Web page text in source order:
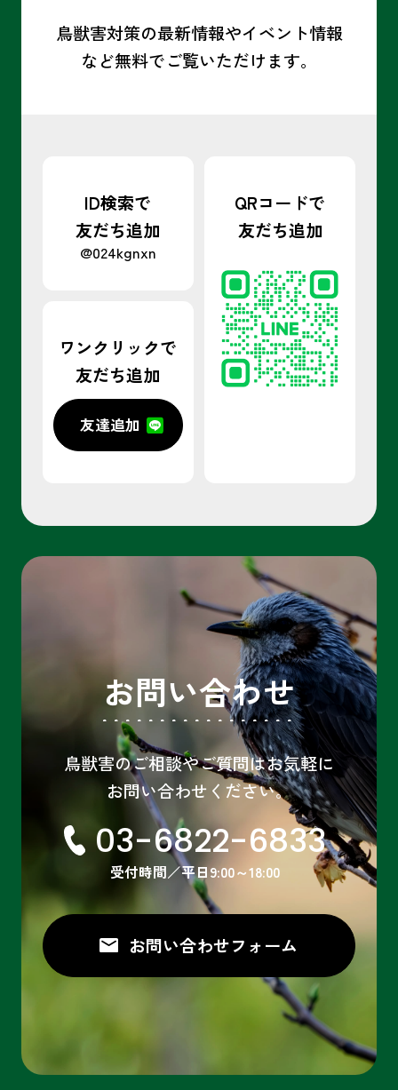
鳥獣害対策の最新情報やイベント情報
など無料でご覧いただけます。
ID検索で
友だち追加
@024kgnxn
ワンクリックで
友だち追加
友達追加
QRコードで
友だち追加
お問い合わせ
鳥獣害のご相談やご質問はお気軽に
お問い合わせください。
03-6822-6833
受付時間／平日9:00～18:00
お問い合わせ